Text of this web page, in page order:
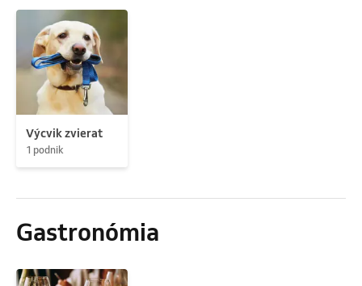
Výcvik zvierat
1 podnik
Gastronómia